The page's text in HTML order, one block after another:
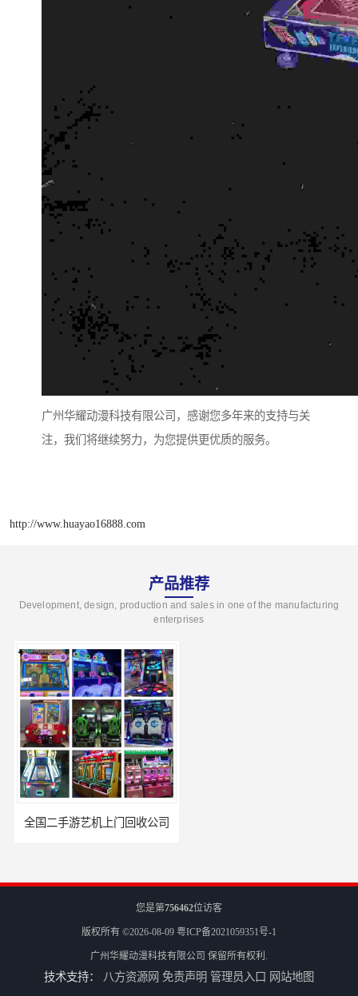
广州华耀动漫科技有限公司，感谢您多年来的支持与关
注，我们将继续努力，为您提供更优质的服务。
http://www.huayao16888.com
产品推荐
Development, design, production and sales in one of the manufacturing
enterprises
全国二手游艺机上门回收公司
您是第756462位访客
版权所有 ©2026-08-09 粤ICP备2021059351号-1
广州华耀动漫科技有限公司 保留所有权利.
技术支持： 八方资源网 免责声明 管理员入口 网站地图